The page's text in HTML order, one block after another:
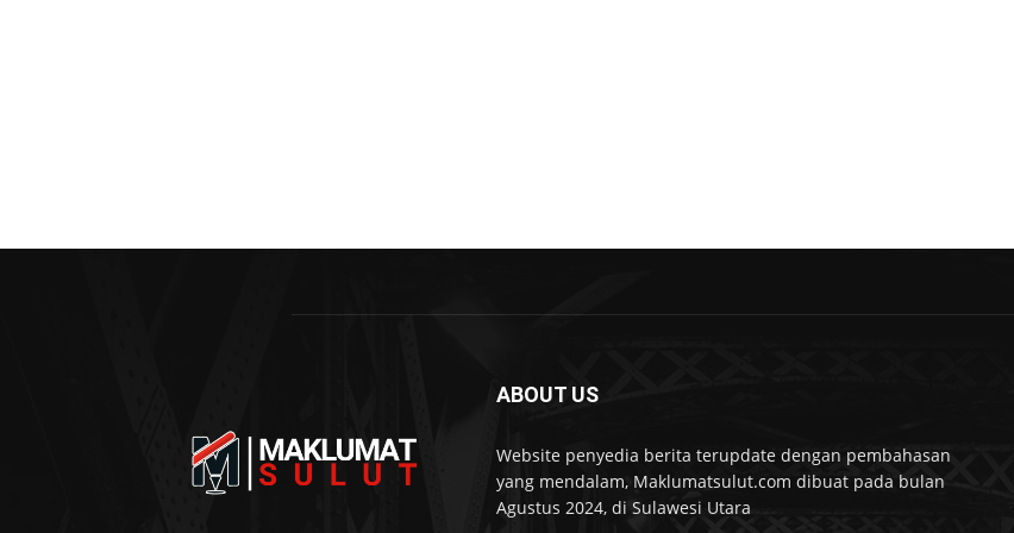
ABOUT US
Website penyedia berita terupdate dengan pembahasan
yang mendalam, Maklumatsulut.com dibuat pada bulan
Agustus 2024, di Sulawesi Utara